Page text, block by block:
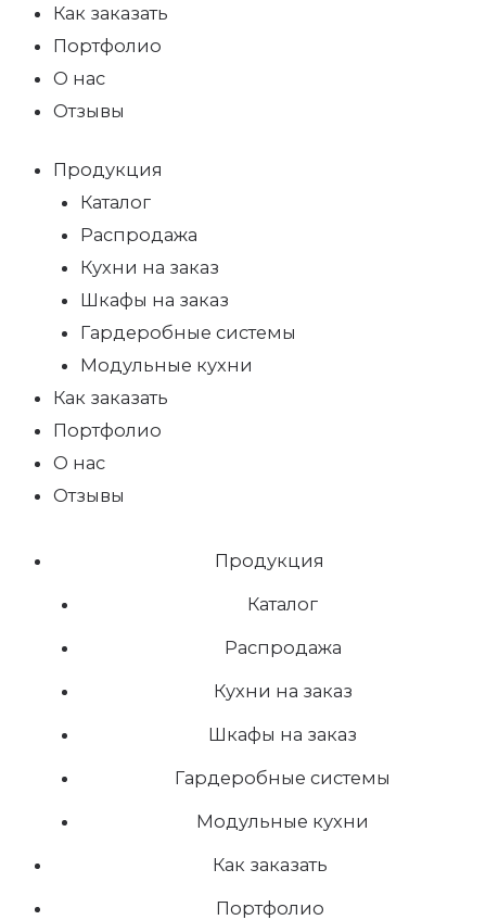
Как заказать
Портфолио
О нас
Отзывы
Продукция
Каталог
Распродажа
Кухни на заказ
Шкафы на заказ
Гардеробные системы
Модульные кухни
Как заказать
Портфолио
О нас
Отзывы
Продукция
Каталог
Распродажа
Кухни на заказ
Шкафы на заказ
Гардеробные системы
Модульные кухни
Как заказать
Портфолио